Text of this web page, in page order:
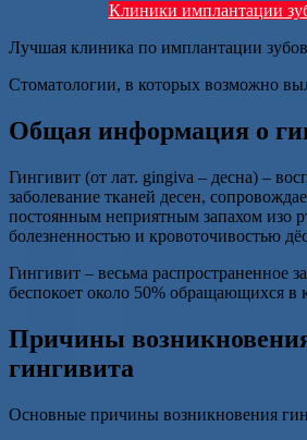
Клиники имплантации
Лучшая клиника по имплантации
Стоматологии, в которых возможно
Общая информация о
Гингивит (от лат. gingiva – десна) –
заболевание тканей десен,
постоянным неприятным запахом изо
болезненностью и кровоточивостью
Гингивит – весьма распространенное
беспокоет около 50% обращающихся в
Причины
гингивита
Основные причины возникновения